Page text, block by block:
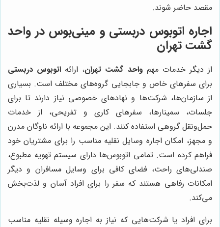
مقصد حاضر شوند.
اجاره اتوبوس دربستی و مینی‌بوس در واحد
گشت تهران
از دیگر خدمات مهمواحد گشت تهران، ارائه اتوبوس دربستی
برای سفرهای خاص و جابجایی گروه‌های مختلف است. بسیاری
از سازمان‌ها، شرکت‌ها و نهادهای خصوصی نیاز دارند تا برای
جلسات، سمینارها، سفرهای کاری و تفریحی، از خدمات
حمل‌ونقل گروهی استفاده کنند. این مجموعه با ارائه ناوگان مدرن
و مجهز، امکان اجاره وسایل نقلیه مناسب را برای مشتریان خود
فراهم کرده است. تمامی اتوبوس‌ها دارای سیستم تهویه مطبوع،
صندلی‌های راحت، فضای کافی برای وسایل مسافران و دیگر
امکانات رفاهی هستند که سفر را برای افراد آسان و لذت‌بخش
می‌کند.
برای افراد یا شرکت‌هایی که نیاز به اجاره وسیله نقلیه مناسب